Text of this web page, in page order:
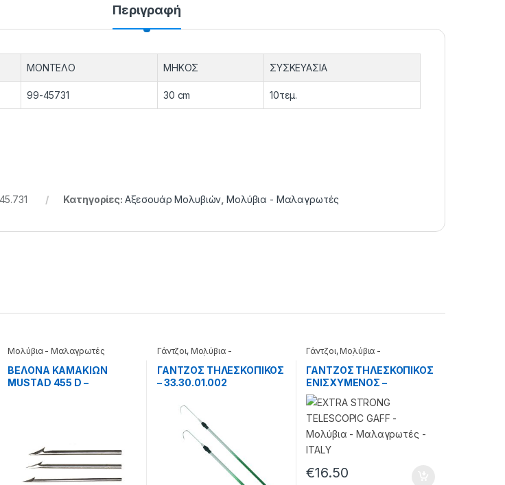
Περιγραφή
ΜΟΝΤΕΛΟ ΜΗΚΟΣ ΣΥΣΚΕΥΑΣΙΑ
99-45731 30 cm 10τεμ.
Κατηγορίες: Αξεσουάρ Μολυβιών ,Μολύβια - Μαλαγρωτές
Μολύβια - Μαλαγρωτές
BEΛONA KAMAKIΩN
MUSTAD 455 D –
Γάντζοι, Μολύβια -
Μαλαγρωτές
ΓΑΝΤΖΟΣ ΤΗΛΕΣΚΟΠΙΚΟΣ
– 33.30.01.002
Γάντζοι,Μολύβια -
Μαλαγρωτές
ΓΑΝΤΖΟΣ ΤΗΛΕΣΚΟΠΙΚΟΣ
ΕΝΙΣΧΥΜΕΝΟΣ –
33.30.01.148
€16.50